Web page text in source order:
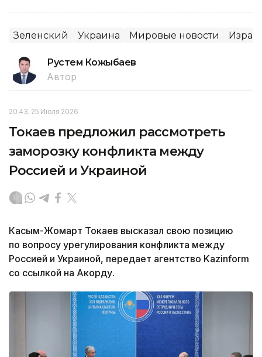
Зеленский Украина Мировые новости
Рустем Кожыбаев
Автор
20:43, 25 Июля 2026
Токаев предложил рассмотреть
заморозку конфликта между
Россией и Украиной
Касым-Жомарт Токаев высказал свою позицию
по вопросу урегулирования конфликта между
Россией и Украиной, передает агентство Kazinform
со ссылкой на Акорду.